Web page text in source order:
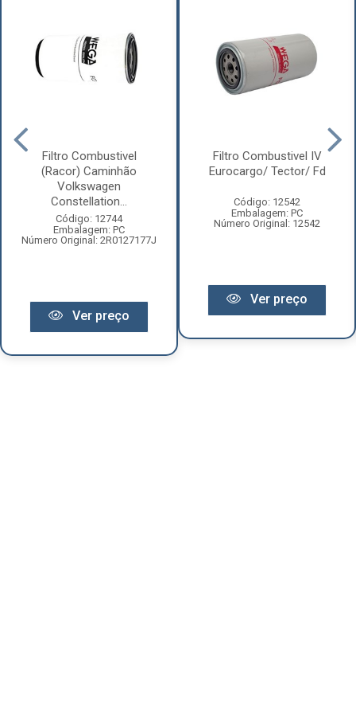
Filtro Combustivel
(Racor) Caminhão
Volkswagen
Constellation...
Código: 12744
Embalagem: PC
Número Original: 2R0127177J
Ver preço
Filtro Combustivel IV
Eurocargo/ Tector/ Fd
Código: 12542
Embalagem: PC
Número Original: 12542
Ver preço